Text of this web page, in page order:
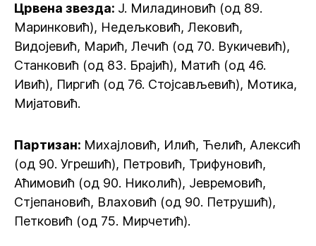
Црвена звезда: Ј. Миладиновић (од 89.
Маринковић), Недељковић, Лековић,
Видојевић, Марић, Лечић (од 70. Вукичевић),
Станковић (од 83. Брајић), Матић (од 46.
Ивић), Пиргић (од 76. Стојсављевић), Мотика,
Мијатовић.
Партизан: Михајловић, Илић, Ћелић, Алексић
(од 90. Угрешић), Петровић, Трифуновић,
Аћимовић (од 90. Николић), Јевремовић,
Стјепановић, Влаховић (од 90. Петрушић),
Петковић (од 75. Мирчетић).